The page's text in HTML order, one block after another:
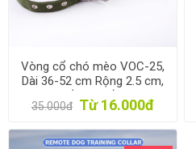
Vòng cổ chó mèo VOC-25,
Dài 36-52 cm Rộng 2.5 cm,
Dây cổ có chốt khóa
35.000đ Từ 16.000đ